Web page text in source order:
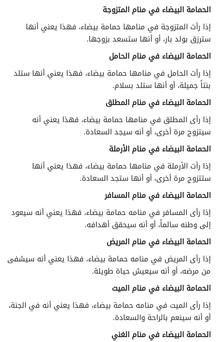
الحمامة البيضاء في منام المتزوجة
إذا رأت المتزوجة في منامها حمامة بيضاء، فهذا يعني أنها
سترزق بولد بار، أو أنها ستسعد بزوجها.
الحمامة البيضاء في منام الحامل
إذا رأت الحامل في منامها حمامة بيضاء، فهذا يعني أنها ستلد
بنتاً جميلة، أو أنها ستلد بسلام.
الحمامة البيضاء في منام المطلق
إذا رأى المطلق في منامها حمامة بيضاء، فهذا يعني أنه
سيتزوج مرة أخرى، أو أنه سيجد السعادة.
الحمامة البيضاء في منام الأرملة
إذا رأت الأرملة في منامها حمامة بيضاء، فهذا يعني أنها
ستتزوج مرة أخرى، أو أنها ستجد السعادة.
الحمامة البيضاء في منام المسافر
إذا رأى المسافر في منامه حمامة بيضاء، فهذا يعني أنه سيعود
إلى وطنه سالماً، أو أنه سيحقق أهدافه.
الحمامة البيضاء في منام المريض
إذا رأى المريض في منامه حمامة بيضاء، فهذا يعني أنه سيشفى
من مرضه، أو أنه سيعيش حياة طويلة.
الحمامة البيضاء في منام الميت
إذا رأى الميت في منامه حمامة بيضاء، فهذا يعني أنه في الجنة،
أو أنه سينعم بالراحة والسعادة.
الحمامة البيضاء في منام الغني